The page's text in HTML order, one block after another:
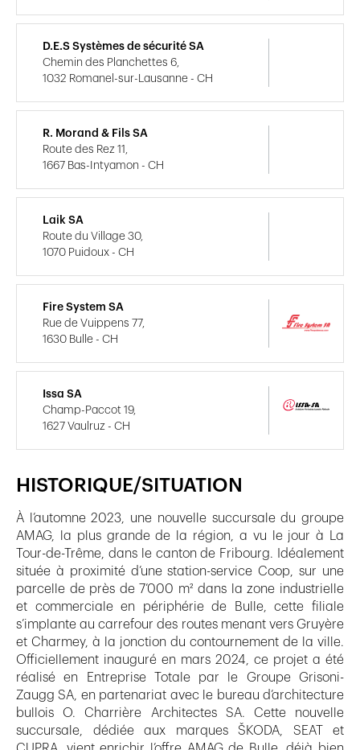
HISTORIQUE/SITUATION
À l’automne 2023, une nouvelle succursale du groupe
AMAG, la plus grande de la région, a vu le jour à La
Tour-de-Trême, dans le canton de Fribourg. Idéalement
située à proximité d’une station-service Coop, sur une
parcelle de près de 7’000 m² dans la zone industrielle
et commerciale en périphérie de Bulle, cette filiale
s’implante au carrefour des routes menant vers Gruyère
et Charmey, à la jonction du contournement de la ville.
Officiellement inauguré en mars 2024, ce projet a été
réalisé en Entreprise Totale par le Groupe Grisoni-
Zaugg SA, en partenariat avec le bureau d’architecture
bullois O. Charrière Architectes SA. Cette nouvelle
succursale, dédiée aux marques ŠKODA, SEAT et
D.E.S Systèmes de sécurité SA
Chemin des Planchettes 6,
1032 Romanel-sur-Lausanne - CH
R. Morand & Fils SA
Route des Rez 11,
1667 Bas-Intyamon - CH
Laik SA
Route du Village 30,
1070 Puidoux - CH
Fire System SA
Rue de Vuippens 77,
1630 Bulle - CH
Issa SA
Champ-Paccot 19,
1627 Vaulruz - CH